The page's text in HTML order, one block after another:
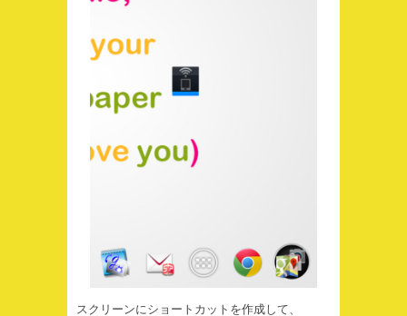
スクリーンにショートカットを作成して、